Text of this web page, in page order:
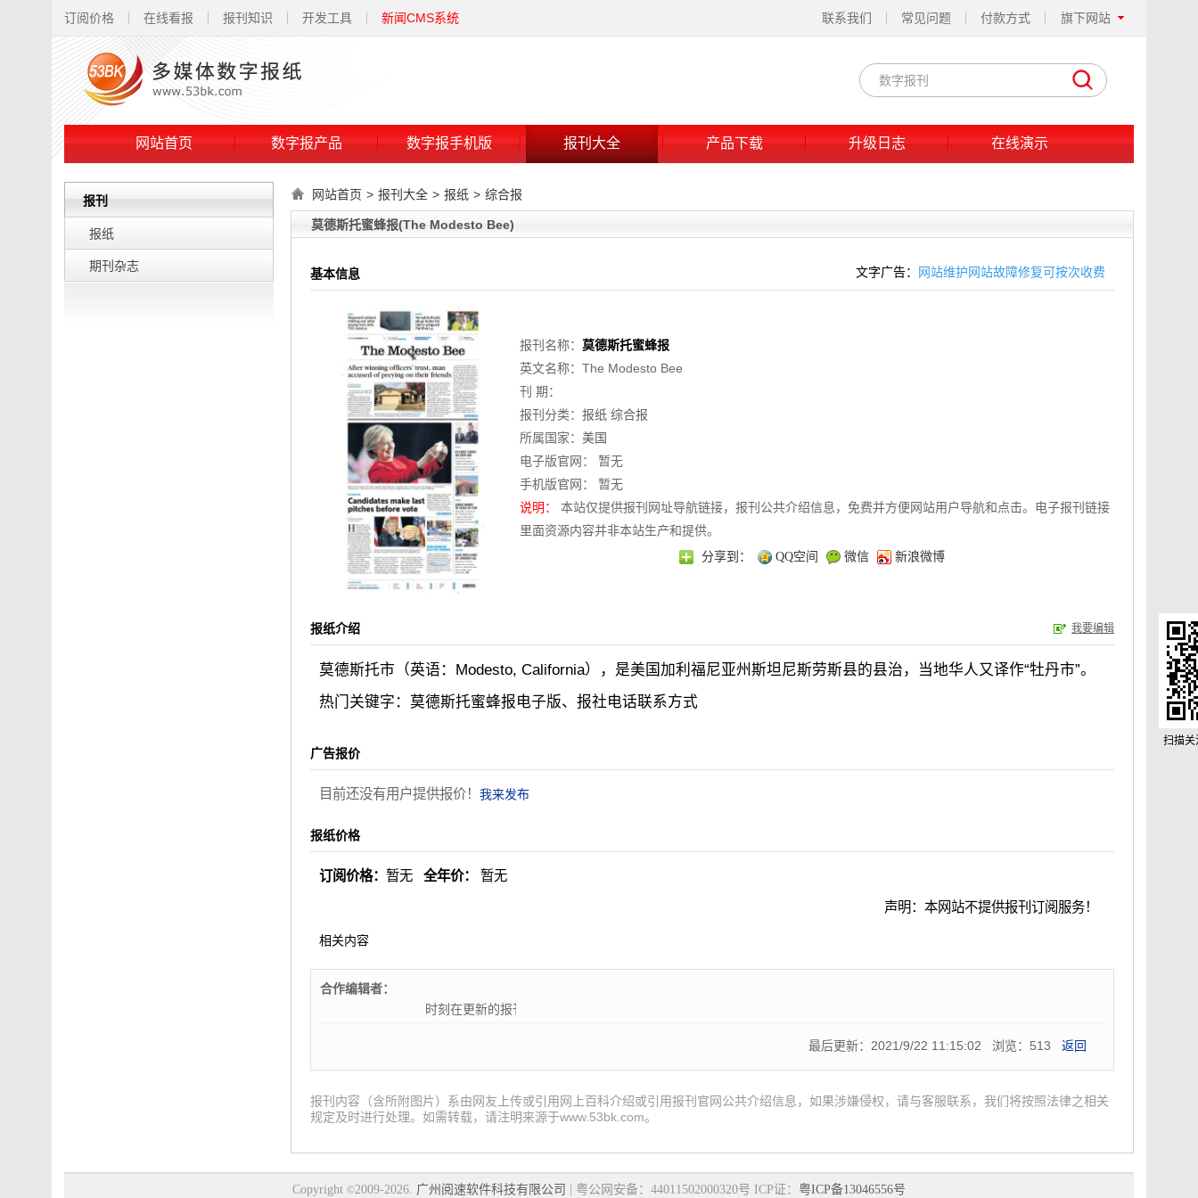
订阅价格 在线看报 报刊知识 开发工具 新闻CMS系统 旗下网站
付款方式
常见问题
联系我们
网站首页 数字报产品 数字报手机版 报刊大全 产品下载 升级日志 在线演示
报刊
报纸
期刊杂志
网站首页 > 报刊大全 > 报纸 > 综合报
莫德斯托蜜蜂报(The Modesto Bee)
基本信息 文字广告： 网站维护网站故障修复可按次收费
报刊名称： 莫德斯托蜜蜂报
英文名称：The Modesto Bee
刊 期：
报刊分类： 报纸 综合报
所属国家： 美国
电子版官网： 暂无
手机版官网： 暂无
说明：
本站仅提供报刊网址导航链接，报刊公共介绍信息，免费并方便网站用户导航和点击。电子报刊链接
里面资源内容并非本站生产和提供。
分享到： QQ空间 微信 新浪微博
报纸介绍 我要编辑
莫德斯托市（英语：Modesto, California），是美国加利福尼亚州斯坦尼斯劳斯县的县治，当地华人又译作“牡丹市”。
热门关键字：莫德斯托蜜蜂报电子版、报社电话联系方式
广告报价
目前还没有用户提供报价！ 我来发布
报纸价格
订阅价格： 暂无 全年价： 暂无
声明：本网站不提供报刊订阅服务！
相关内容
合作编辑者：
时刻在更新的报刊! 53报刊大全为各位读者朋友提供最新的国内外报刊官方网站资料！
最后更新：2021/9/22 11:15:02 浏览：513 返回
报刊内容（含所附图片）系由网友上传或引用网上百科介绍或引用报刊官网公共介绍信息，如果涉嫌侵权，请与客服联系，我们将按照法律之相关
规定及时进行处理。如需转载，请注明来源于www.53bk.com。
Copyright ©2009-2026. 广州阅速软件科技有限公司 | 粤公网安备：44011502000320号 ICP证： 粤ICP备13046556号
扫描关